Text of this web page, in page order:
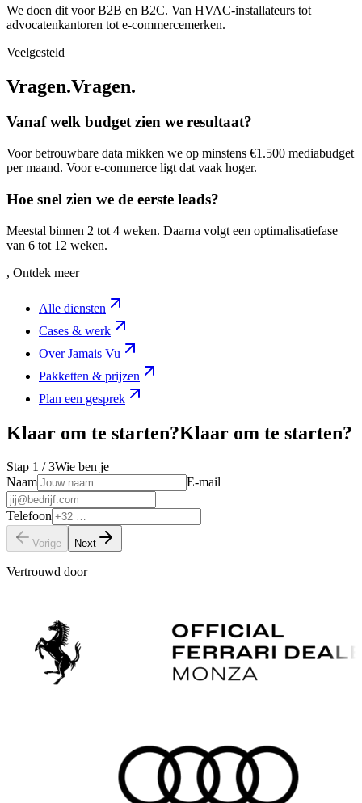
We doen dit voor B2B en B2C. Van HVAC-installateurs tot
advocatenkantoren tot e-commercemerken.
Veelgesteld
Vragen.Vragen.
Vanaf welk budget zien we resultaat?
Voor betrouwbare data mikken we op minstens €1.500 mediabudget
per maand. Voor e-commerce ligt dat vaak hoger.
Hoe snel zien we de eerste leads?
Meestal binnen 2 tot 4 weken. Daarna volgt een optimalisatiefase
van 6 tot 12 weken.
, Ontdek meer
Alle diensten
Cases & werk
Over Jamais Vu
Pakketten & prijzen
Plan een gesprek
Klaar om te starten?Klaar om te starten?
Stap 1 / 3Wie ben je
Naam
E-mail
Telefoon
Vorige Next
Vertrouwd door